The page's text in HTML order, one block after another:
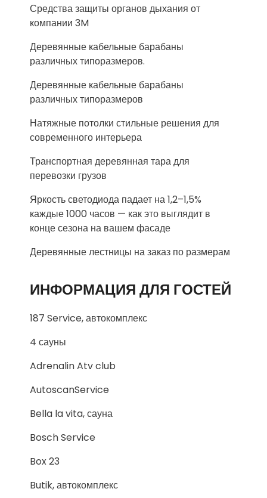
Средства защиты органов дыхания от
компании 3M
Деревянные кабельные барабаны
различных типоразмеров.
Деревянные кабельные барабаны
различных типоразмеров
Натяжные потолки стильные решения для
современного интерьера
Транспортная деревянная тара для
перевозки грузов
Яркость светодиода падает на 1,2–1,5%
каждые 1000 часов — как это выглядит в
конце сезона на вашем фасаде
Деревянные лестницы на заказ по размерам
ИНФОРМАЦИЯ ДЛЯ ГОСТЕЙ
187 Service, автокомплекс
4 сауны
Adrenalin Atv club
AutoscanService
Bella la vita, сауна
Bosch Service
Box 23
Butik, автокомплекс